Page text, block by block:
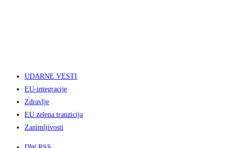
UDARNE VESTI
EU-integracije
Zdravlje
EU zelena tranzicija
Zanimljivosti